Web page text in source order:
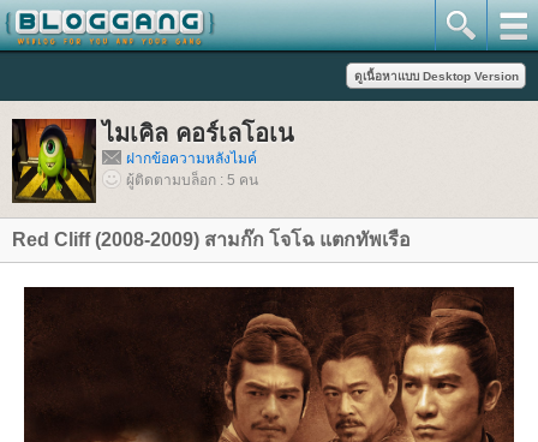
ไมเคิล คอร์เลโอเน
ฝากข้อความหลังไมค์
ผู้ติดตามบล็อก : 5 คน
Red Cliff (2008-2009) สามก๊ก โจโฉ แตกทัพเรือ